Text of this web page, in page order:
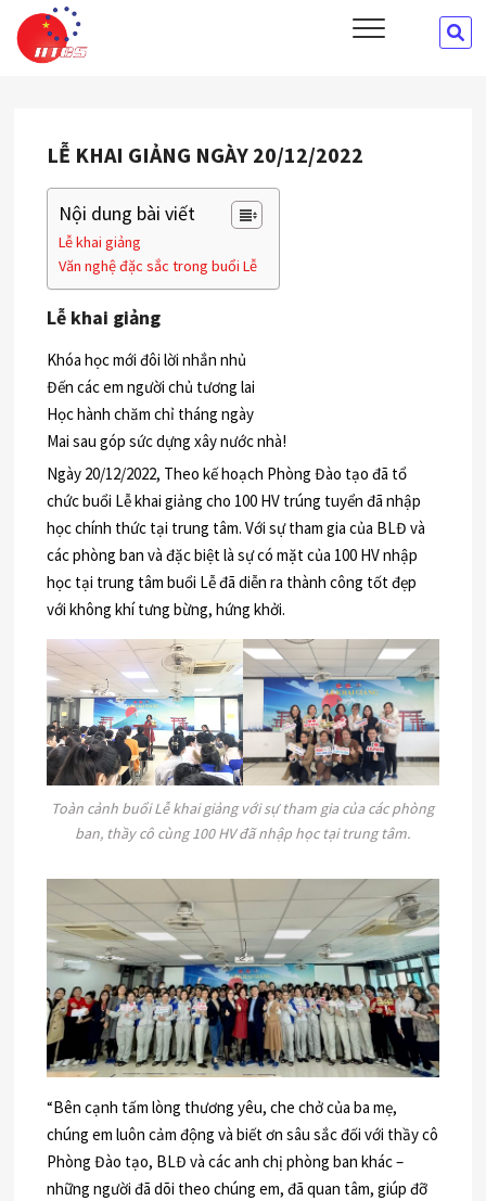
content
CÔNG TY CỔ PHẦN ĐÀO TẠO VÀ CUNG ỨNG NHÂN LỰC HTCS
LỄ KHAI GIẢNG NGÀY 20/12/2022
Nội dung bài viết
Lễ khai giảng
Văn nghệ đặc sắc trong buổi Lễ
Lễ khai giảng
Khóa học mới đôi lời nhắn nhủ
Đến các em người chủ tương lai
Học hành chăm chỉ tháng ngày
Mai sau góp sức dựng xây nước nhà!
Ngày 20/12/2022, Theo kế hoạch Phòng Đào tạo đã tổ
chức buổi Lễ khai giảng cho 100 HV trúng tuyển đã nhập
học chính thức tại trung tâm. Với sự tham gia của BLĐ và
các phòng ban và đặc biệt là sự có mặt của 100 HV nhập
học tại trung tâm buổi Lễ đã diễn ra thành công tốt đẹp
với không khí tưng bừng, hứng khởi.
Toàn cảnh buổi Lễ khai giảng với sự tham gia của các phòng
ban, thầy cô cùng 100 HV đã nhập học tại trung tâm.
“Bên cạnh tấm lòng thương yêu, che chở của ba mẹ,
chúng em luôn cảm động và biết ơn sâu sắc đối với thầy cô
Phòng Đào tạo, BLĐ và các anh chị phòng ban khác –
những người đã dõi theo chúng em, đã quan tâm, giúp đỡ